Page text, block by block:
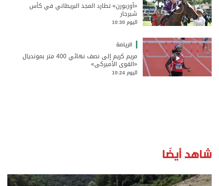
«أوزبورن» تطارد المجد البريطاني في كأس
شيرجار
اليوم 10:30
الرياضة
مريم كريم إلى نصف نهائي 400 متر بمونديال
«القوى الأميركي»
اليوم 10:24
شاهد أيضًا